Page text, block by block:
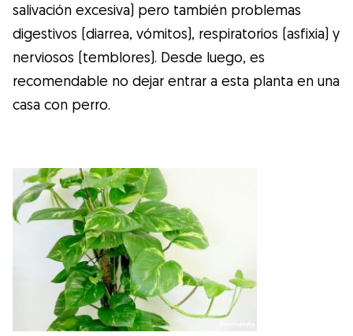
salivación excesiva) pero también problemas
digestivos (diarrea, vómitos), respiratorios (asfixia) y
nerviosos (temblores). Desde luego, es
recomendable no dejar entrar a esta planta en una
casa con perro.